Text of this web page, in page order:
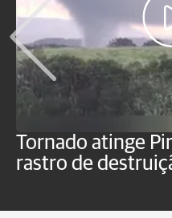
Tornado atinge
rastro de